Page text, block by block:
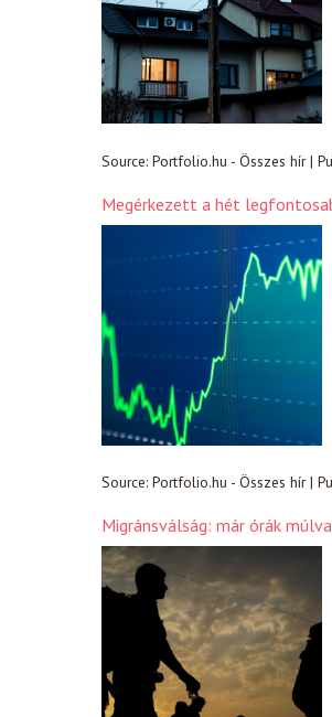
Source: Portfolio.hu - Összes hír|
Megérkezett a hét
Source: Portfolio.hu - Összes hír|
Migránsválság: már órák